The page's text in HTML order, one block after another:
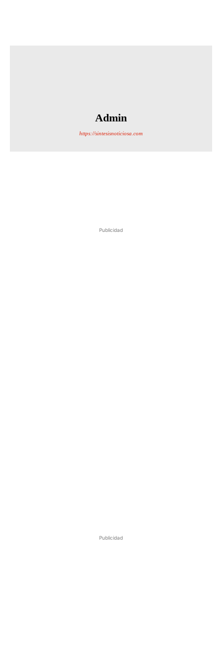
Admin
https://sintesisnoticiosa.com
Publicidad
Publicidad